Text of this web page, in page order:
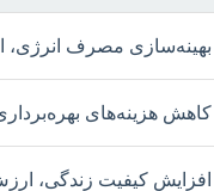
بهینه‌سازی مصرف انرژی،
کاهش هزینه‌های
افزایش کیفیت زندگی،